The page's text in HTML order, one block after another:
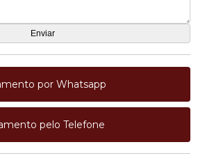
por Whatsapp
pelo Telefone